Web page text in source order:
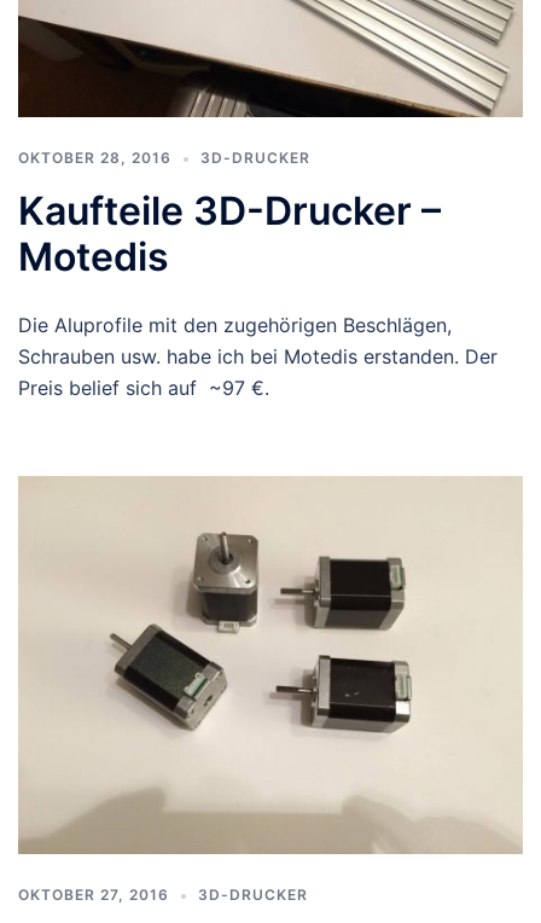
OKTOBER 28, 2016 3D-DRUCKER
Kaufteile 3D-Drucker –
Motedis
Die Aluprofile mit den zugehörigen Beschlägen,
Schrauben usw. habe ich bei Motedis erstanden. Der
Preis belief sich auf ~97 €.
OKTOBER 27, 2016 3D-DRUCKER